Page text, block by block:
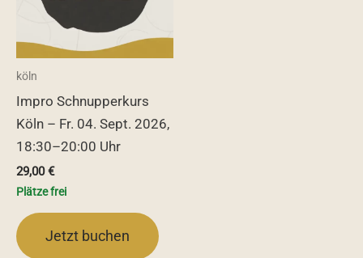
köln
Impro Schnupperkurs
Köln – Fr. 04. Sept. 2026,
18:30–20:00 Uhr
29,00€
Plätze frei
Jetzt buchen